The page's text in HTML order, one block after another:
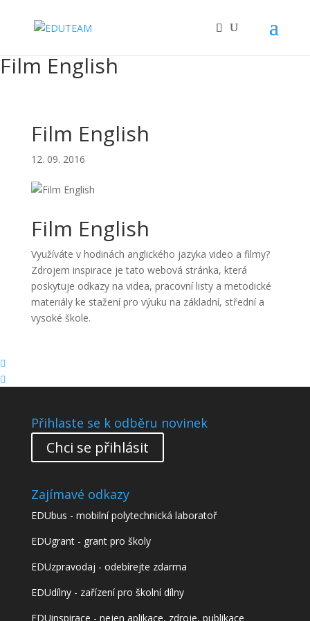
Film English
Film English
12. 09. 2016
Film English
Využíváte v hodinách anglického jazyka video a filmy?
Zdrojem inspirace je tato webová stránka, která
poskytuje odkazy na videa, pracovní listy a metodické
materiály ke stažení pro výuku na základní, střední a
vysoké škole.


Přihlaste se k odběru novinek
Chci se přihlásit
Zajímavé odkazy
EDUbus - mobilní polytechnická laboratoř
EDUgrant - grant pro školy
EDUzpravodaj - odebírejte zdarma
EDUdílny - zařízení pro školní dílny
EDUinspirace - nejen aplikace, zdroje, publikace